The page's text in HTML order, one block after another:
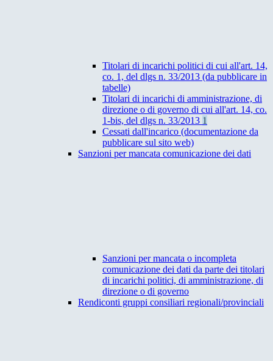
Titolari di incarichi politici di cui all'art. 14,
co. 1, del dlgs n. 33/2013 (da pubblicare in
tabelle)
Titolari di incarichi di amministrazione, di
direzione o di governo di cui all'art. 14, co.
1-bis, del dlgs n. 33/2013 1
Cessati dall'incarico (documentazione da
pubblicare sul sito web)
Sanzioni per mancata comunicazione dei dati
Sanzioni per mancata o incompleta
comunicazione dei dati da parte dei titolari
di incarichi politici, di amministrazione, di
direzione o di governo
Rendiconti gruppi consiliari regionali/provinciali